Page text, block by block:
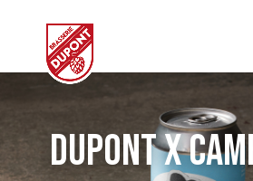
Dupont x